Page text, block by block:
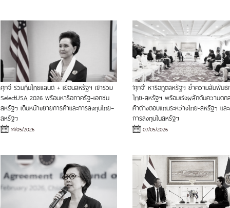
ศุภจี ร่วมทีมไทยแลนด์ + เยือนสหรัฐฯ เข้าร่วม
SelectUSA 2026 พร้อมหารือภาครัฐ–เอกชน
สหรัฐฯ เดินหน้าขยายการค้าและการลงทุนไทย–
สหรัฐฯ
14/05/2026
‘ศุภจี’ หารือทูตสหรัฐฯ ย้ำความสัมพันธ์
ไทย-สหรัฐฯ พร้อมเร่งผลักดันความตก
ค้าต่างตอบแทนระหว่างไทย-สหรัฐฯ แล
การลงทุนในสหรัฐฯ
07/05/2026